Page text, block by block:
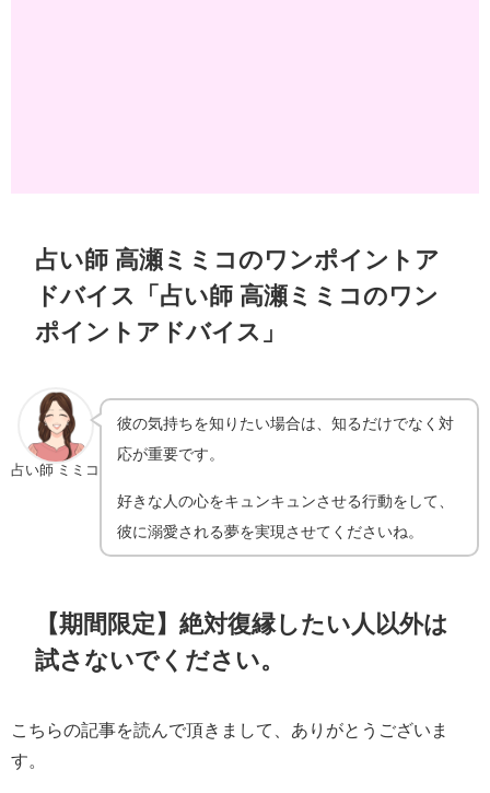
占い師 高瀬ミミコのワンポイントア
ドバイス「占い師 高瀬ミミコのワン
ポイントアドバイス」
占い師 ミミコ
彼の気持ちを知りたい場合は、知るだけでなく対
応が重要です。
好きな人の心をキュンキュンさせる行動をして、
彼に溺愛される夢を実現させてくださいね。
【期間限定】絶対復縁したい人以外は
試さないでください。
こちらの記事を読んで頂きまして、ありがとうございま
す。